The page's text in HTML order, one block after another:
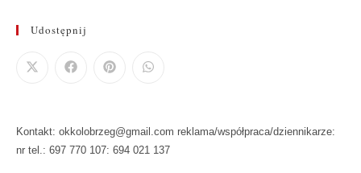
Udostępnij
Kontakt: okkolobrzeg@gmail.com reklama/współpraca/dziennikarze:
nr tel.: 697 770 107: 694 021 137